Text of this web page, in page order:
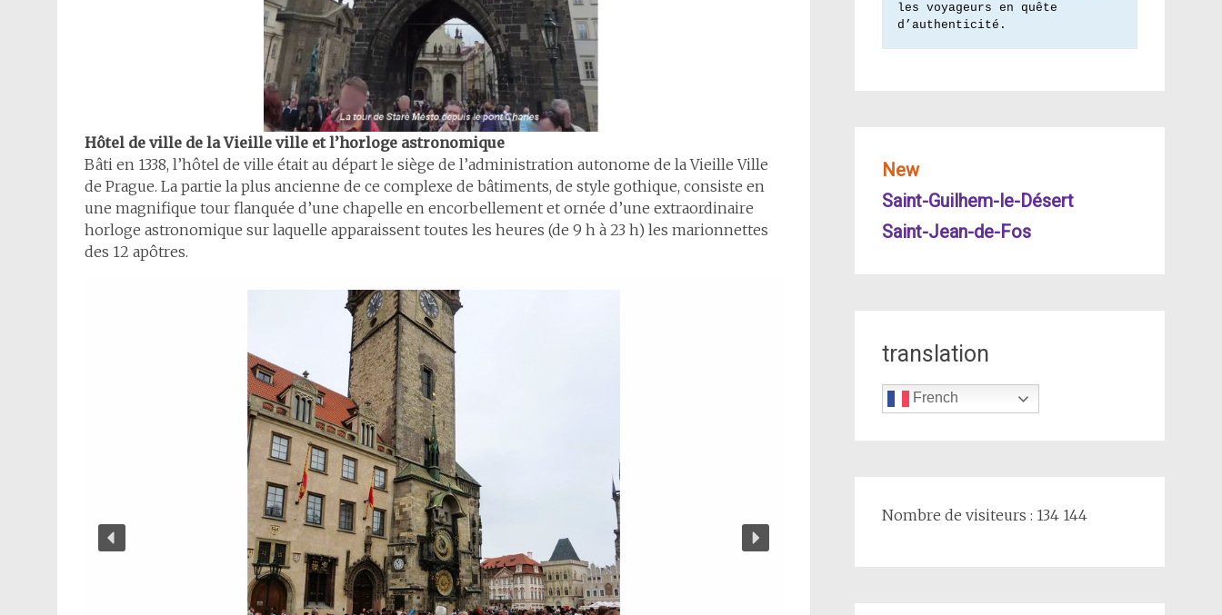
Hôtel de ville de la Vieille ville et l’horloge astronomique
Bâti en 1338, l’hôtel de ville était au départ le siège de l’administration autonome de la Vieille Ville
de Prague. La partie la plus ancienne de ce complexe de bâtiments, de style gothique, consiste en
une magnifique tour flanquée d’une chapelle en encorbellement et ornée d’une extraordinaire
horloge astronomique sur laquelle apparaissent toutes les heures (de 9 h à 23 h) les marionnettes
des 12 apôtres.
les voyageurs en quête
d’authenticité.
New
Saint-Guilhem-le-Désert
Saint-Jean-de-Fos
translation
French
Nombre de visiteurs : 134 144